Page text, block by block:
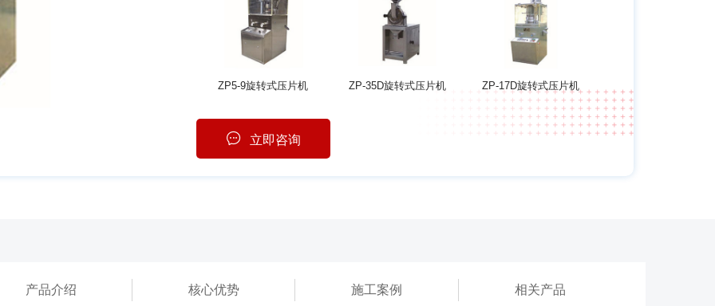
ZP5-9旋转式压片机 ZP-35D旋转式压片机 ZP-17D旋转式压片机
立即咨询
产品介绍 核心优势 施工案例 相关产品